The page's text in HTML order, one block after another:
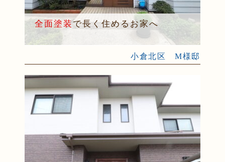
全面塗装 で長く住めるお家へ
小倉北区 M様邸